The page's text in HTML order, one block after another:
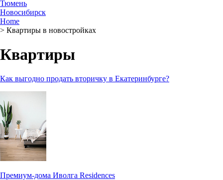
Тюмень
Новосибирск
Home
> Квартиры в новостройках
Квартиры
Как выгодно продать вторичку в Екатеринбурге?
Премиум-дома Иволга Residences